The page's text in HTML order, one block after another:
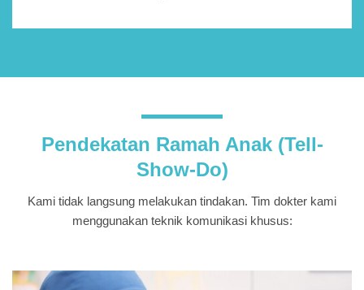
Pendekatan Ramah Anak (Tell-
Show-Do)
Kami tidak langsung melakukan tindakan. Tim dokter kami
menggunakan teknik komunikasi khusus: